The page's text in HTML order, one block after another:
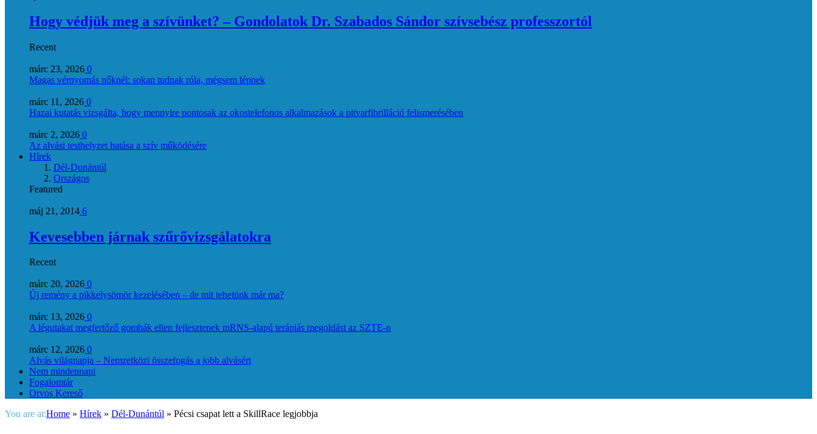
Hogy védjük meg a szívünket? – Gondolatok Dr. Szabados Sándor szívsebész professzortól
Recent
márc 23, 2026 0
Magas vérnyomás nőknél: sokan tudnak róla, mégsem lépnek
márc 11, 2026 0
Hazai kutatás vizsgálta, hogy mennyire pontosak az okostelefonos alkalmazások a pitvarfibrilláció felismerésében
márc 2, 2026 0
Az alvási testhelyzet hatása a szív működésére
Hírek
Dél-Dunántúl
Országos
Featured
máj 21, 2014 6
Kevesebben járnak szűrővizsgálatokra
Recent
márc 20, 2026 0
Új remény a pikkelysömör kezelésében – de mit tehetünk már ma?
márc 13, 2026 0
A légutakat megfertőző gombák ellen fejlesztenek mRNS-alapú terápiás megoldást az SZTE-n
márc 12, 2026 0
Alvás világnapja – Nemzetközi összefogás a jobb alvásért
Nem mindennapi
Fogalomtár
Orvos Kereső
You are at:Home » Hírek » Dél-Dunántúl » Pécsi csapat lett a SkillRace legjobbja